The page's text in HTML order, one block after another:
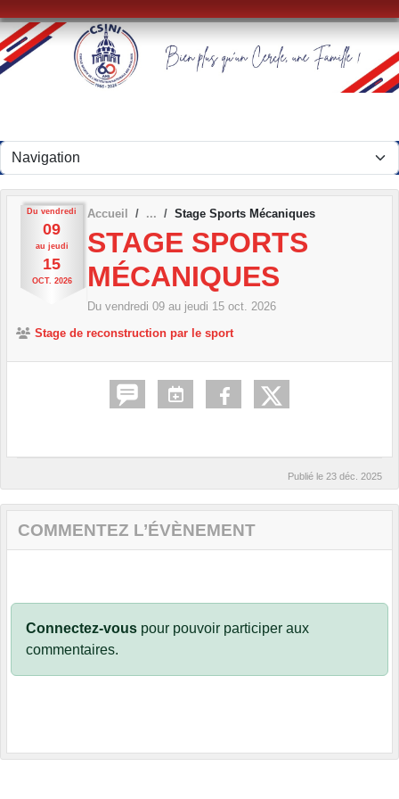
Du vendredi
09
au jeudi
15
OCT. 2026
Accueil Stage Sports Mécaniques
STAGE SPORTS
MÉCANIQUES
Du vendredi 09 au jeudi 15 oct. 2026
Stage de reconstruction par le sport
Publié le 23 déc. 2025
COMMENTEZ L’ÉVÈNEMENT
Connectez-vous pour pouvoir participer aux
commentaires.